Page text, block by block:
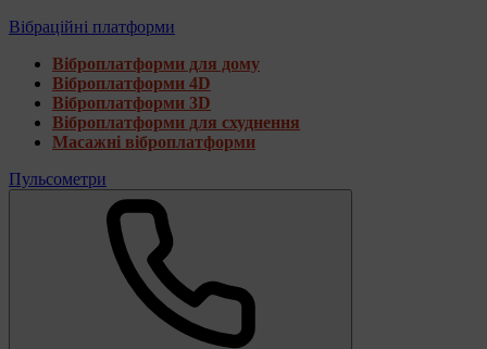
Вібраційні платформи
Віброплатформи для дому
Віброплатформи 4D
Віброплатформи 3D
Віброплатформи для схуднення
Масажні віброплатформи
Пульсометри